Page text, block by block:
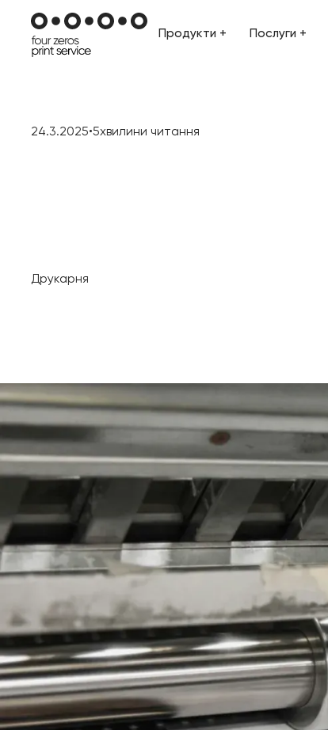
Продукти +
Послуги +
24.3.2025•5хвилини читання
Друкарня